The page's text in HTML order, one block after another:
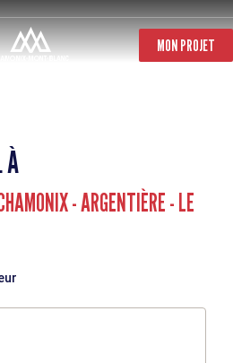
MON PROJET
À
- ARGENTIÈRE - LE